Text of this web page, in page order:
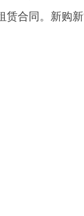
赁合同。新购